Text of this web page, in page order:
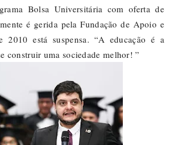
Bolsa Universitária com oferta de
é gerida pela Fundação de Apoio e
2010 está suspensa. “A educação é a
construir uma sociedade melhor! ”